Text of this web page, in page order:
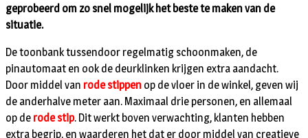
geprobeerd om zo snel mogelijk het beste te maken van de
situatie.
De toonbank tussendoor regelmatig schoonmaken, de
pinautomaat en ook de deurklinken krijgen extra aandacht.
Door middel van rode stippen op de vloer in de winkel, geven wij
de anderhalve meter aan. Maximaal drie personen, en allemaal
op de rode stip. Dit werkt boven verwachting, klanten hebben
extra begrip, en waarderen het dat er door middel van creatieve